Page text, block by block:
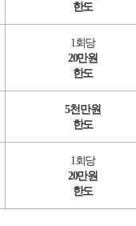
한도
1회당
20만원
한도
5천만원
한도
1회당
20만원
한도